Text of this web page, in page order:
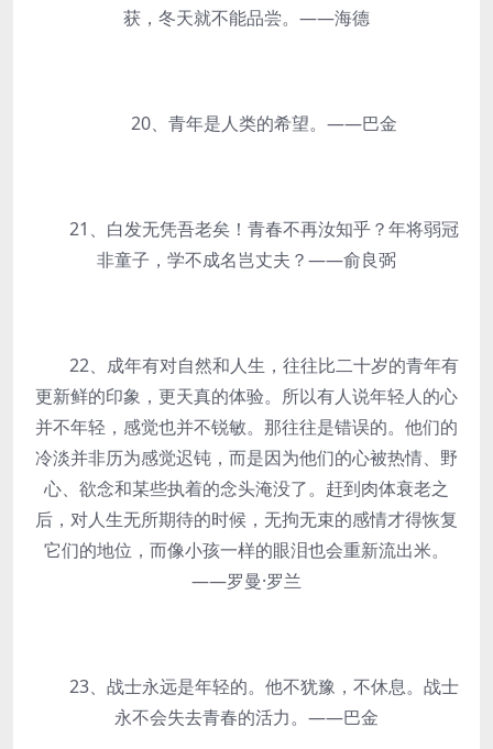
获，冬天就不能品尝。——海德
20、青年是人类的希望。——巴金
21、白发无凭吾老矣！青春不再汝知乎？年将弱冠
非童子，学不成名岂丈夫？——俞良弼
22、成年有对自然和人生，往往比二十岁的青年有
更新鲜的印象，更天真的体验。所以有人说年轻人的心
并不年轻，感觉也并不锐敏。那往往是错误的。他们的
冷淡并非历为感觉迟钝，而是因为他们的心被热情、野
心、欲念和某些执着的念头淹没了。赶到肉体衰老之
后，对人生无所期待的时候，无拘无束的感情才得恢复
它们的地位，而像小孩一样的眼泪也会重新流出米。
——罗曼·罗兰
23、战士永远是年轻的。他不犹豫，不休息。战士
永不会失去青春的活力。——巴金